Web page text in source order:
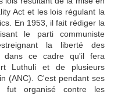
Act et les lois régulant la
En 1953, il fait rédiger la
le parti communiste
la liberté des
dans ce cadre qu'il fera
Luthuli et de plusieurs
(ANC). C'est pendant ses
fut organisé contre les